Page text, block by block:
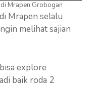
Mrapen Grobogan
Mrapen selalu
melihat sajian
explore
baik roda 2